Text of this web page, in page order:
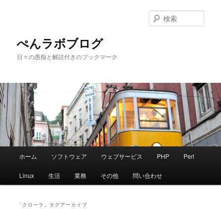
へ
移
動
移
動
ぺんラボブログ
日々の愚痴と解説付きのブックマーク
索
メ
ホーム ソフトウェア ウェブサービス PHP Perl
Linux 生活 業務 その他 問い合わせ
「 クローラ 」タグアーカイブ